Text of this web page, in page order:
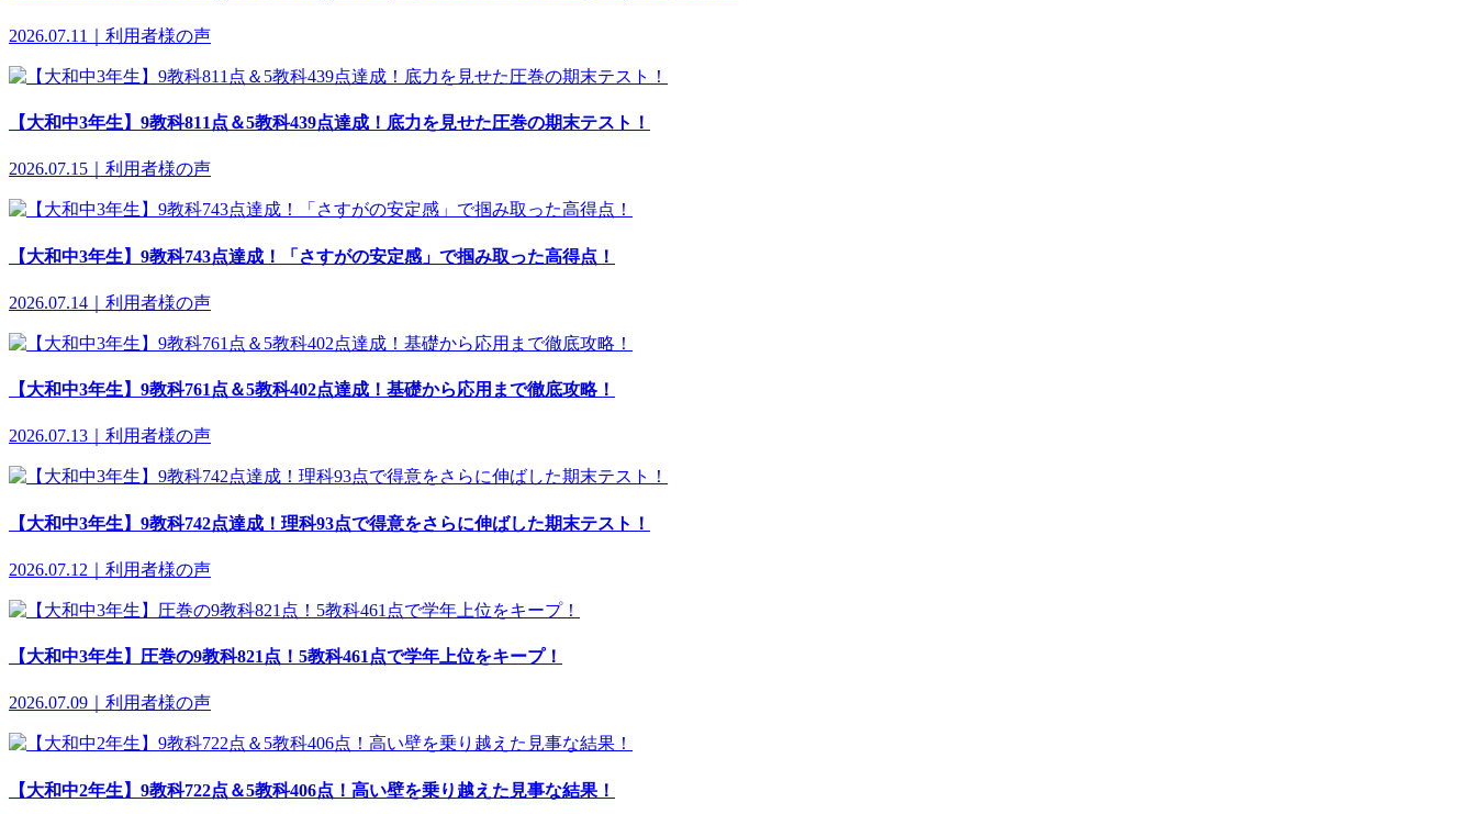
2026.07.11｜利用者様の声
【大和中3年生】9教科811点＆5教科439点達成！底力を見せた圧巻の期末テスト！
2026.07.15｜利用者様の声
【大和中3年生】9教科743点達成！「さすがの安定感」で掴み取った高得点！
2026.07.14｜利用者様の声
【大和中3年生】9教科761点＆5教科402点達成！基礎から応用まで徹底攻略！
2026.07.13｜利用者様の声
【大和中3年生】9教科742点達成！理科93点で得意をさらに伸ばした期末テスト！
2026.07.12｜利用者様の声
【大和中3年生】圧巻の9教科821点！5教科461点で学年上位をキープ！
2026.07.09｜利用者様の声
【大和中2年生】9教科722点＆5教科406点！高い壁を乗り越えた見事な結果！